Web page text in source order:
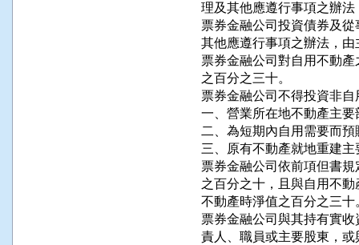
理及其他應遵行事項之辦
票券金融公司投資債券及
其他應遵行事項之辦法，
票券金融公司對自用不動
之百分之三十。
票券金融公司不得投資非
一、營業所在地不動產主
二、為短期內自用需要而預
三、原有不動產就地重建
票券金融公司依前項但書
之百分之十，且與自用不
不動產時淨值之百分之三十
票券金融公司與其持有實
責人、職員或主要股東，